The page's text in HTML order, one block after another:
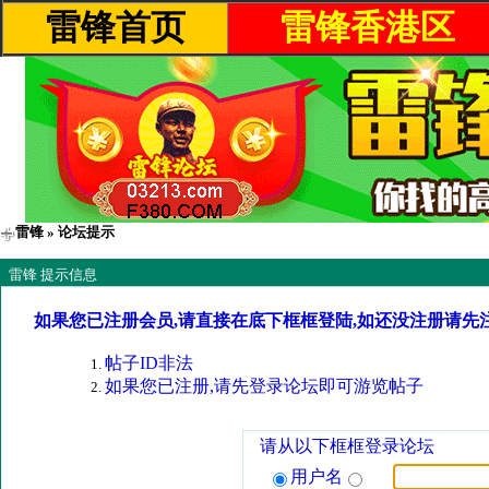
雷锋首页 雷锋香港区
雷锋 » 论坛提示
雷锋 提示信息
如果您已注册会员,请直接在底下框框登陆,如还没注册请先
帖子ID非法
如果您已注册,请先登录论坛即可游览帖子
请从以下框框登录论坛
用户名